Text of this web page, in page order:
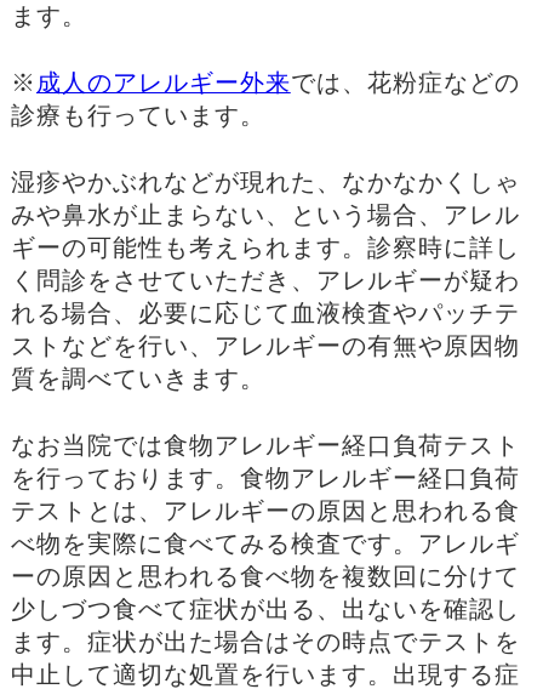
ます。
※ 成人のアレルギー外来では、花粉症などの
診療も行っています。
湿疹やかぶれなどが現れた、なかなかくしゃ
みや鼻水が止まらない、という場合、アレル
ギーの可能性も考えられます。診察時に詳し
く問診をさせていただき、アレルギーが疑わ
れる場合、必要に応じて血液検査やパッチテ
ストなどを行い、アレルギーの有無や原因物
質を調べていきます。
なお当院では食物アレルギー経口負荷テスト
を行っております。食物アレルギー経口負荷
テストとは、アレルギーの原因と思われる食
べ物を実際に食べてみる検査です。アレルギ
ーの原因と思われる食べ物を複数回に分けて
少しづつ食べて症状が出る、出ないを確認し
ます。症状が出た場合はその時点でテストを
中止して適切な処置を行います。出現する症